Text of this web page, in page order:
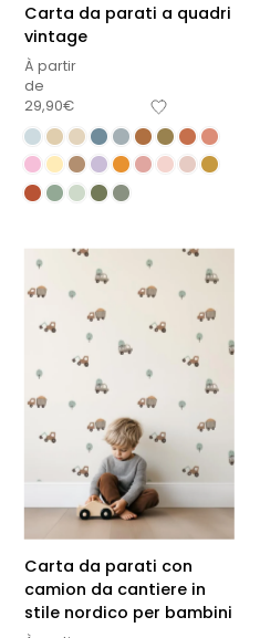
Carta da parati a quadri
vintage
À partir
de
29,90€
Carta da parati con
camion da cantiere in
stile nordico per bambini